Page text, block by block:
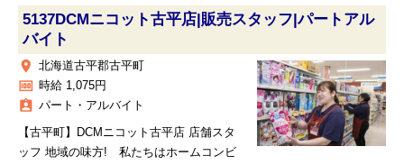
5137DCMニコット古平店|販売スタッフ|パートアル
バイト
place 北海道古平郡古平町
money 時給 1,075円
assignment_ind パート・アルバイト
【古平町】DCMニコット古平店 店舗スタ
ッフ 地域の味方! 私たちはホームコンビ